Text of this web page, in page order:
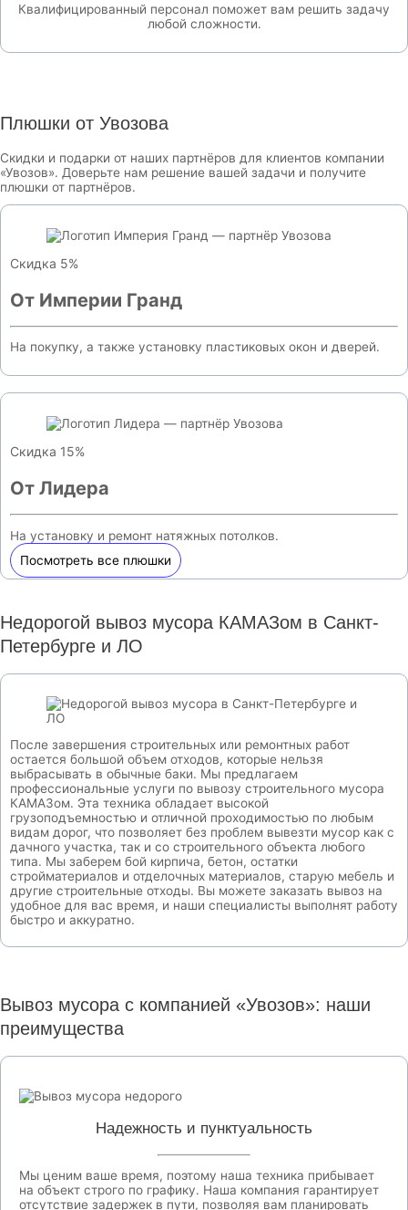
Квалифицированный персонал поможет вам решить задачу
любой сложности.
Плюшки от Увозова
Скидки и подарки от наших партнёров для клиентов компании
«Увозов». Доверьте нам решение вашей задачи и получите
плюшки от партнёров.
Скидка 5%
От Империи Гранд
На покупку, а также установку пластиковых окон и дверей.
Скидка 15%
От Лидера
На установку и ремонт натяжных потолков.
Посмотреть все плюшки
Недорогой вывоз мусора КАМАЗом в Санкт-
Петербурге и ЛО
После завершения строительных или ремонтных работ
остается большой объем отходов, которые нельзя
выбрасывать в обычные баки. Мы предлагаем
профессиональные услуги по вывозу строительного мусора
КАМАЗом. Эта техника обладает высокой
грузоподъемностью и отличной проходимостью по любым
видам дорог, что позволяет без проблем вывезти мусор как с
дачного участка, так и со строительного объекта любого
типа. Мы заберем бой кирпича, бетон, остатки
стройматериалов и отделочных материалов, старую мебель и
другие строительные отходы. Вы можете заказать вывоз на
удобное для вас время, и наши специалисты выполнят работу
быстро и аккуратно.
Вывоз мусора с компанией «Увозов»: наши
преимущества
Надежность и пунктуальность
Мы ценим ваше время, поэтому наша техника прибывает
на объект строго по графику. Наша компания гарантирует
отсутствие задержек в пути, позволяя вам планировать